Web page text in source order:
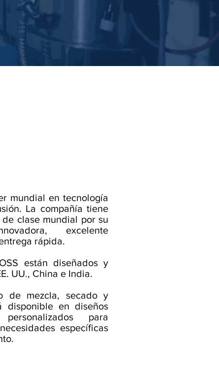
mundial en tecnología
La compañía tiene
clase mundial por su
excelente
rápida.
están diseñados y
UU., China e India.
de mezcla, secado y
disponible en diseños
para
específicas